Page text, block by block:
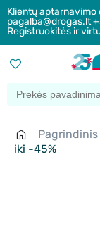
Klientų aptarnavimo
pagalba@drogas.lt
Registruokitės ir
Pagrindinis
iki -45%